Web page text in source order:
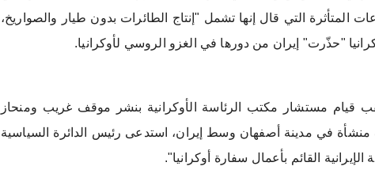
المتأثرة التي قال إنها تشمل "إنتاج الطائرات بدون طيار والصواريخ،
"حذّرت" إيران من دورها في الغزو الروسي لأوكرانيا.
قيام مستشار مكتب الرئاسة الأوكرانية بنشر موقف غريب ومنحاز
منشأة في مدينة أصفهان وسط إيران، استدعى رئيس الدائرة السياسية
القائم بأعمال سفارة أوكرانيا".